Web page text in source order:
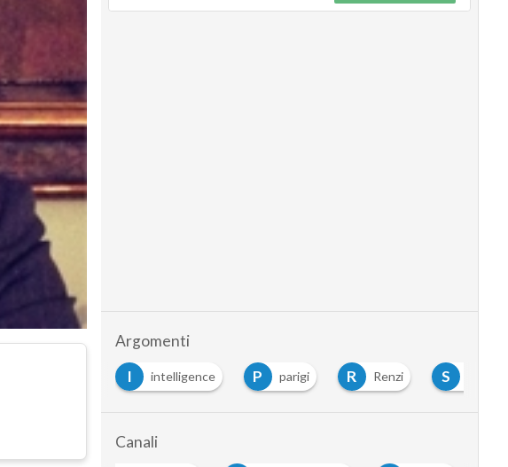
Argomenti
I intelligence P parigi R Renzi S
Canali